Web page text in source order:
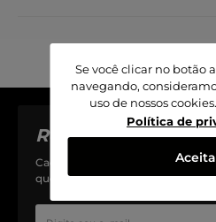
Se você clicar no botão
navegando,
uso de nossos
Política de
Receba nossas
Cadastre-se na nossa newsletter
que acontece na BanBan.